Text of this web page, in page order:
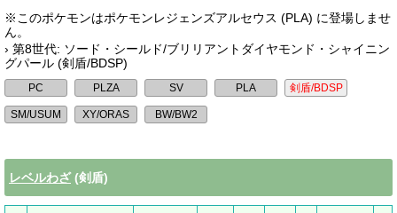
※このポケモンはポケモンレジェンズアルセウス (PLA) に登場しませ
ん。
› 第8世代: ソード・シールド/ブリリアントダイヤモンド・シャイニン
グパール (剣盾/BDSP)
レベルわざ(剣盾)